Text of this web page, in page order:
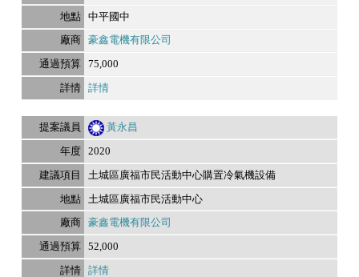
中平國中
豪鑫電機有限公司
75,000
詳情
黃永昌
2020
土城區廣福市民活動中心購置冷氣機設備
土城區廣福市民活動中心
豪鑫電機有限公司
52,000
詳情